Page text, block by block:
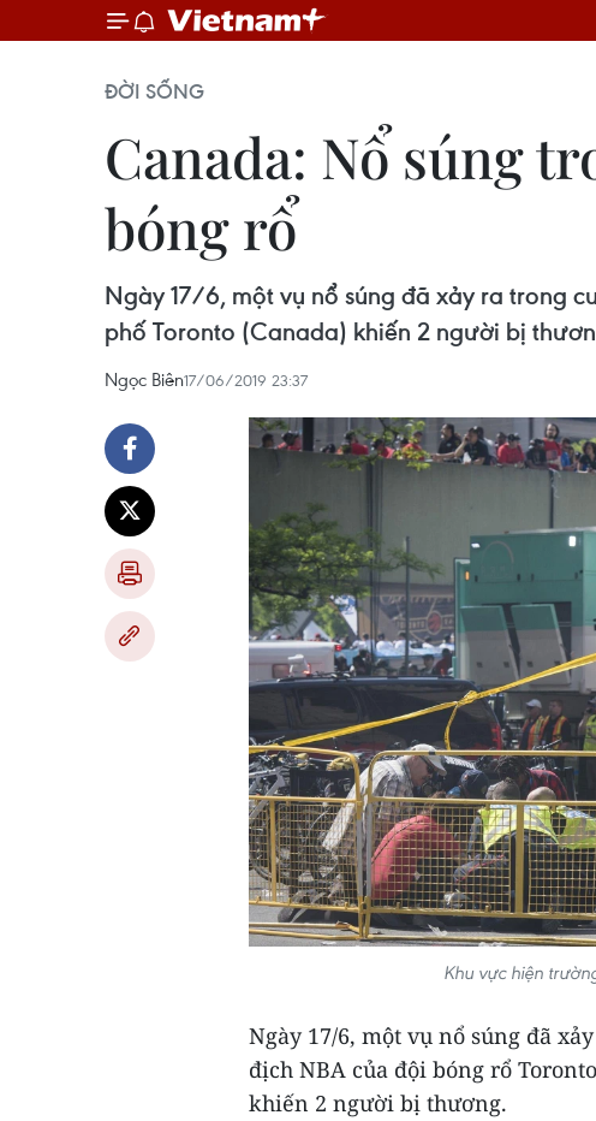
ĐỜI SỐNG
Canada: Nổ súng
bóng rổ
Ngày 17/6, một vụ nổ súng đã xảy ra trong
phố Toronto (Canada) khiến 2 người bị
Ngọc Biên17/06/2019 23:37
Khu vực hiện
Ngày 17/6, một vụ nổ súng đã
địch NBA của đội bóng rổ
khiến 2 người bị thương.